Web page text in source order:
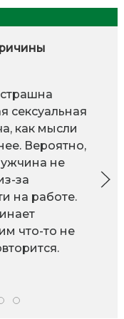
сексуальная
как мысли
Вероятно,
не
за
на работе.
что-то не